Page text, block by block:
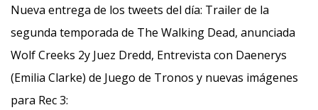
Nueva entrega de los tweets del día: Trailer de la
segunda temporada de The Walking Dead, anunciada
Wolf Creeks 2y Juez Dredd, Entrevista con Daenerys
(Emilia Clarke) de Juego de Tronos y nuevas imágenes
para Rec 3: